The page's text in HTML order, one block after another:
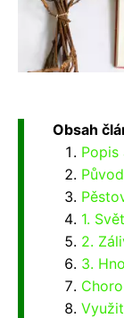
Obsah
Popis
1.
2.
3.